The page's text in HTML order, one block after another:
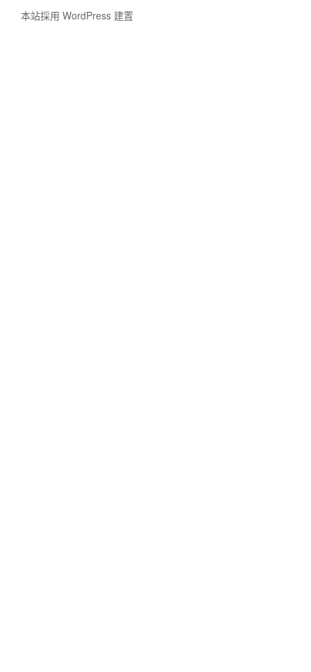
本站採用 WordPress 建置